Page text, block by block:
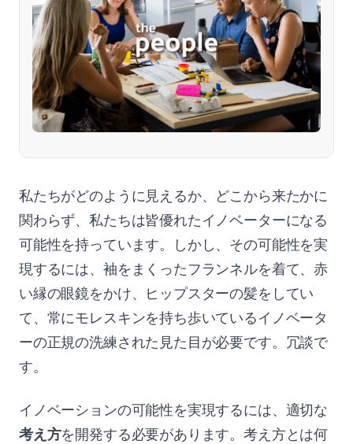
私たちがどのように見えるか、どこから来たかに
関わらず、私たちは皆優れたイノベーターになる
可能性を持っています。しかし、その可能性を実
現するには、袖をまくったフランネルを着て、赤
い縁の眼鏡をかけ、ヒップスターの髪をしてい
て、常にモレスキンを持ち歩いているイノベータ
ーの正規の洗練された見た目が必要です。冗談で
す。
イノベーションの可能性を実現するには、適切な
考え方を開発する必要があります。考え方とは何